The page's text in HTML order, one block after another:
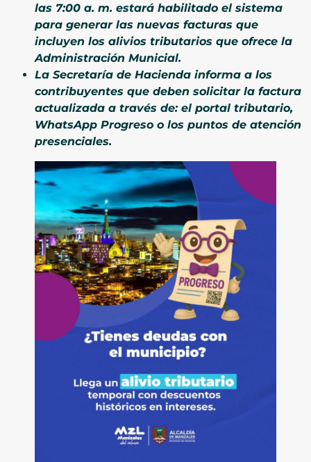
las 7:00 a. m. estará habilitado el sistema
para generar las nuevas facturas que
incluyen los alivios tributarios que ofrece la
Administración Municial.
La Secretaría de Hacienda informa a los
contribuyentes que deben solicitar la factura
actualizada a través de: el portal tributario,
WhatsApp Progreso o los puntos de atención
presenciales.